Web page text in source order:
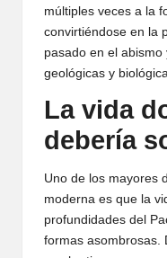
múltiples veces a la
convirtiéndose en la
pasado en el
geológicas y
La vida
debería
Uno de los mayores
moderna es que la
profundidades del
formas asombrosas.